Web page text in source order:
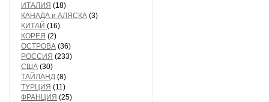
ИТАЛИЯ (18)
КАНАДА и АЛЯСКА (3)
КИТАЙ (16)
КОРЕЯ (2)
ОСТРОВА (36)
РОССИЯ (233)
США (30)
ТАЙЛАНД (8)
ТУРЦИЯ (11)
ФРАНЦИЯ (25)